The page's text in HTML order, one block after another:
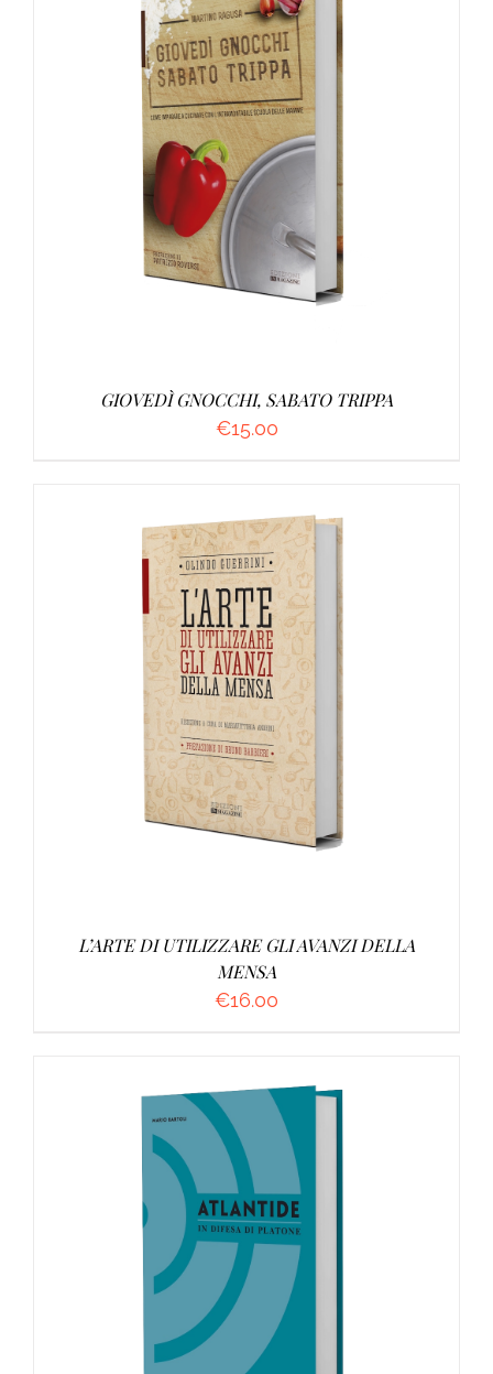
AGGIUNGI AL CARRELLO /
GIOVEDÌ GNOCCHI, SABATO TRIPPA
€15.00
AGGIUNGI AL CARRELLO /
L’ARTE DI UTILIZZARE GLI AVANZI DELLA
MENSA
€16.00
AGGIUNGI AL CARRELLO /